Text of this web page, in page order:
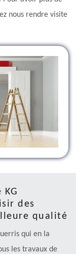
nous rendre visite
des
qualité
qui en la
les travaux de